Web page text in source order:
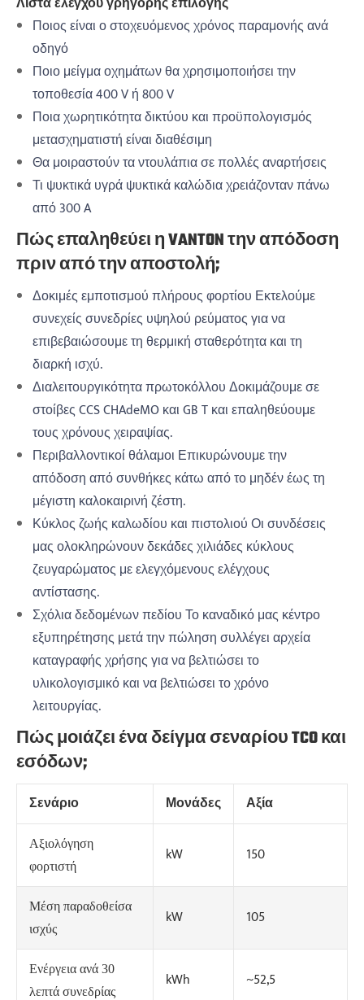
Ποιος είναι ο στοχευόμενος χρόνος παραμονής ανά
οδηγό
Ποιο μείγμα οχημάτων θα χρησιμοποιήσει την
τοποθεσία 400 V ή 800 V
Ποια χωρητικότητα δικτύου και προϋπολογισμός
μετασχηματιστή είναι διαθέσιμη
Θα μοιραστούν τα ντουλάπια σε πολλές αναρτήσεις
Τι ψυκτικά υγρά ψυκτικά καλώδια χρειάζονταν πάνω
από 300 A
Πώς επαληθεύει η VANTON την απόδοση
πριν από την αποστολή;
Δοκιμές εμποτισμού πλήρους φορτίου Εκτελούμε
συνεχείς συνεδρίες υψηλού ρεύματος για να
επιβεβαιώσουμε τη θερμική σταθερότητα και τη
διαρκή ισχύ.
Διαλειτουργικότητα πρωτοκόλλου Δοκιμάζουμε σε
στοίβες CCS CHAdeMO και GB T και επαληθεύουμε
τους χρόνους χειραψίας.
Περιβαλλοντικοί θάλαμοι Επικυρώνουμε την
απόδοση από συνθήκες κάτω από το μηδέν έως τη
μέγιστη καλοκαιρινή ζέστη.
Κύκλος ζωής καλωδίου και πιστολιού Οι συνδέσεις
μας ολοκληρώνουν δεκάδες χιλιάδες κύκλους
ζευγαρώματος με ελεγχόμενους ελέγχους
αντίστασης.
Σχόλια δεδομένων πεδίου Το καναδικό μας κέντρο
εξυπηρέτησης μετά την πώληση συλλέγει αρχεία
καταγραφής χρήσης για να βελτιώσει το
υλικολογισμικό και να βελτιώσει το χρόνο
λειτουργίας.
Πώς μοιάζει ένα δείγμα σεναρίου TCO και
εσόδων;
Σενάριο Μονάδες Αξία
Αξιολόγηση
φορτιστή
kW 150
Μέση παραδοθείσα
ισχύς
kW 105
Ενέργεια ανά 30
λεπτά συνεδρίας
kWh ~52,5